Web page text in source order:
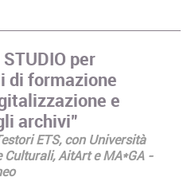
per
di formazione
e
archivi”
ETS, con Università
AitArt e MA*GA -